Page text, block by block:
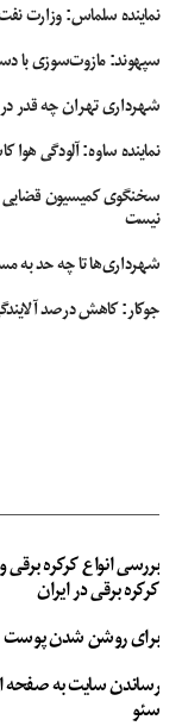
نماینده سلماس: وزارت
سپهوند:‌ مازوت‌سوزی با
شهرداری تهران چه قدر
نماینده ساوه: آلودگی هوا
سخنگوی کمیسیون قضایی
نیست
شهرداری‌ها تا چه حد به
جوکار: کاهش درصد
بررسی انواع کرکره
کرکره برقی در ایران
برای روشن شدن پوست
رساندن سایت به صفحه
سئو